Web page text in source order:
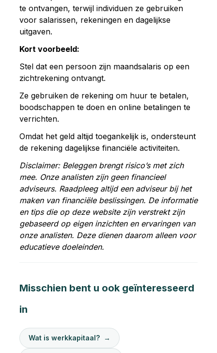
te ontvangen, terwijl individuen ze gebruiken
voor salarissen, rekeningen en dagelijkse
uitgaven.
Kort voorbeeld:
Stel dat een persoon zijn maandsalaris op een
zichtrekening ontvangt.
Ze gebruiken de rekening om huur te betalen,
boodschappen te doen en online betalingen te
verrichten.
Omdat het geld altijd toegankelijk is, ondersteunt
de rekening dagelijkse financiële activiteiten.
Disclaimer: Beleggen brengt risico’s met zich
mee. Onze analisten zijn geen financieel
adviseurs. Raadpleeg altijd een adviseur bij het
maken van financiële beslissingen. De informatie
en tips die op deze website zijn verstrekt zijn
gebaseerd op eigen inzichten en ervaringen van
onze analisten. Deze dienen daarom alleen voor
educatieve doeleinden.
Misschien bent u ook geïnteresseerd
in
Wat is werkkapitaal? →